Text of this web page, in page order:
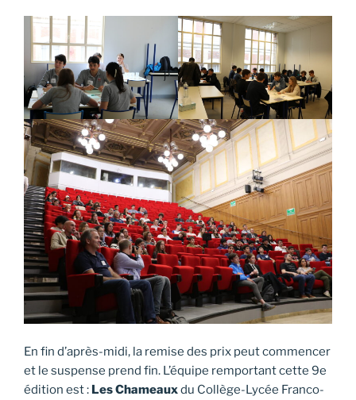
En fin d’après-midi, la remise des prix peut commencer
et le suspense prend fin. L’équipe remportant cette 9e
édition est : Les Chameauxdu Collège-Lycée Franco-